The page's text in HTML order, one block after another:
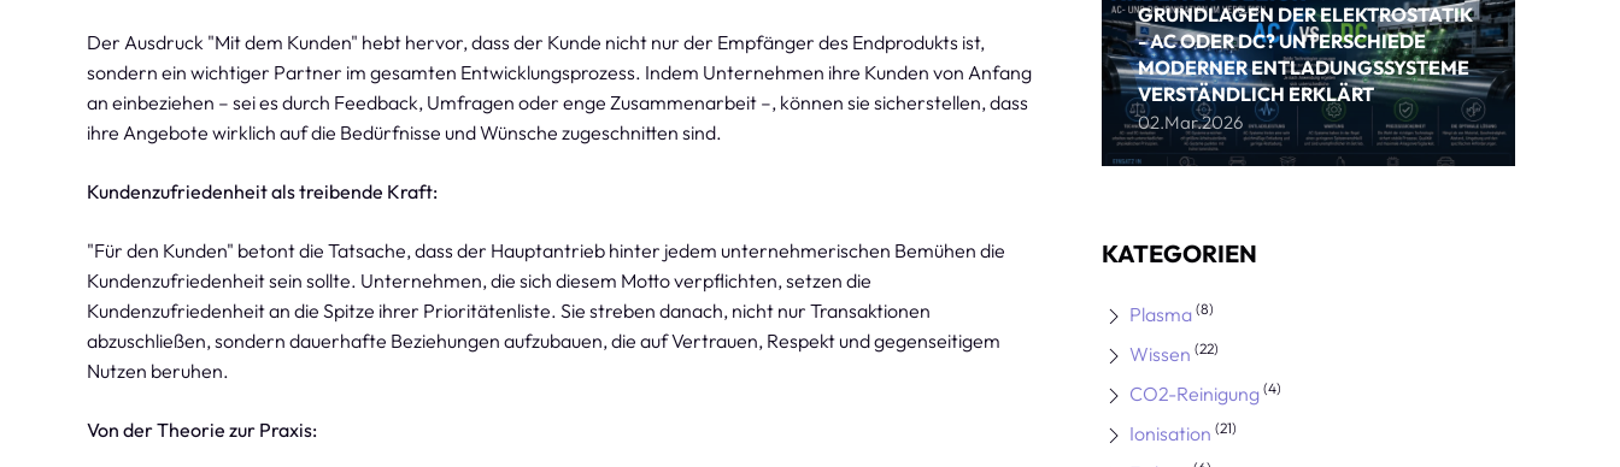
Der Ausdruck "Mit dem Kunden" hebt hervor, dass der Kunde nicht nur der Empfänger des Endprodukts ist,
sondern ein wichtiger Partner im gesamten Entwicklungsprozess. Indem Unternehmen ihre Kunden von Anfang
an einbeziehen – sei es durch Feedback, Umfragen oder enge Zusammenarbeit –, können sie sicherstellen, dass
ihre Angebote wirklich auf die Bedürfnisse und Wünsche zugeschnitten sind.
Kundenzufriedenheit als treibende Kraft:
"Für den Kunden" betont die Tatsache, dass der Hauptantrieb hinter jedem unternehmerischen Bemühen die
Kundenzufriedenheit sein sollte. Unternehmen, die sich diesem Motto verpflichten, setzen die
Kundenzufriedenheit an die Spitze ihrer Prioritätenliste. Sie streben danach, nicht nur Transaktionen
abzuschließen, sondern dauerhafte Beziehungen aufzubauen, die auf Vertrauen, Respekt und gegenseitigem
Nutzen beruhen.
Von der Theorie zur Praxis:
GRUNDLAGEN DER ELEKTROSTATIK
- AC ODER DC? UNTERSCHIEDE
MODERNER ENTLADUNGSSYSTEME
VERSTÄNDLICH ERKLÄRT
02.Mar.2026
KATEGORIEN
Plasma (8)
Wissen (22)
CO2-Reinigung (4)
Ionisation (21)